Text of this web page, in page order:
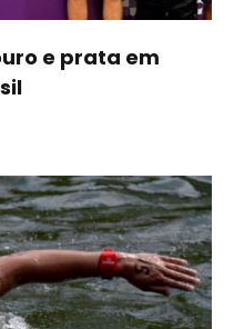
e prata em